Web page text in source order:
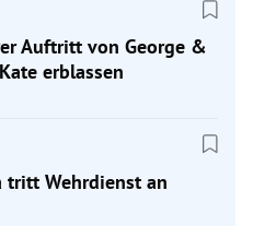
Auftritt von George &
erblassen
tritt Wehrdienst an